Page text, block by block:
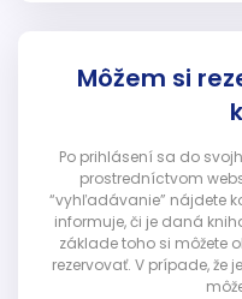
Môžem si
Po prihlásení sa do
prostredníctvom
“vyhľadávanie” nájdete
informuje, či je daná
základe toho si môžete
rezervovať. V prípade, že